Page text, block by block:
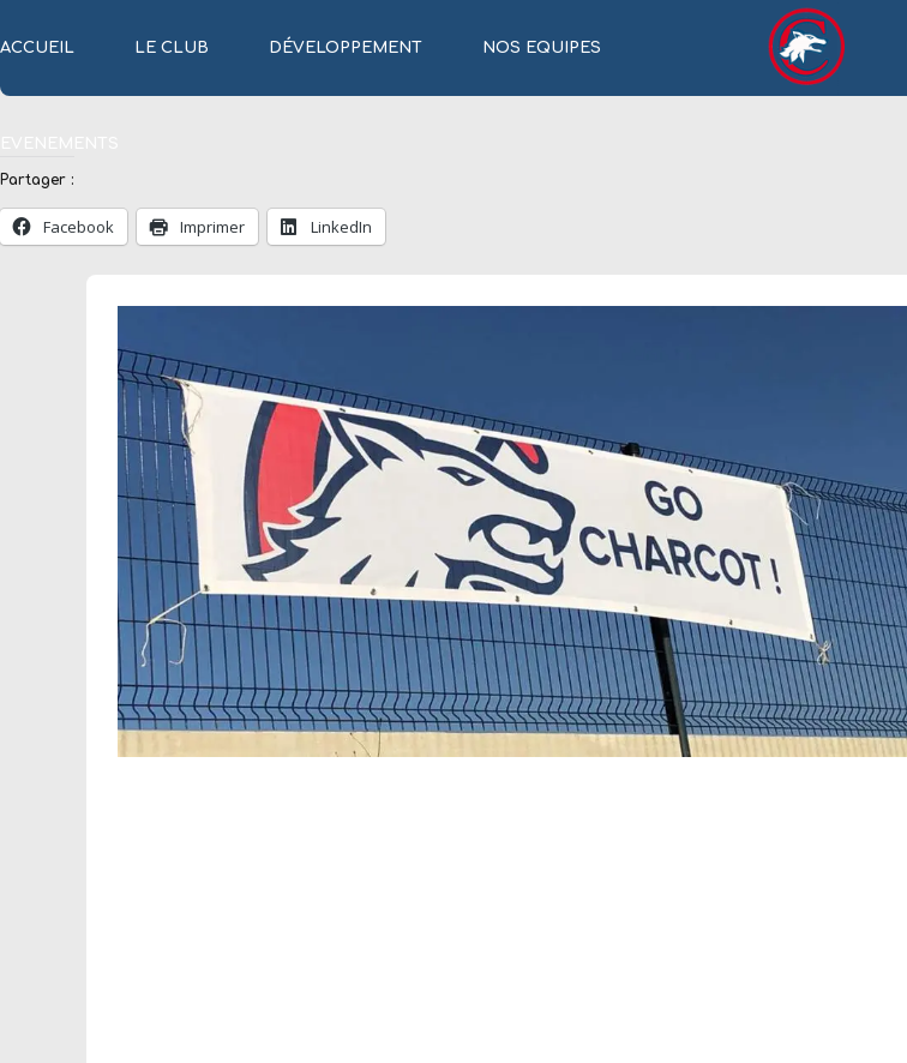
ACCUEIL LE CLUB DÉVELOPPEMENT NOS EQUIPES
Partager :
Facebook Imprimer LinkedIn